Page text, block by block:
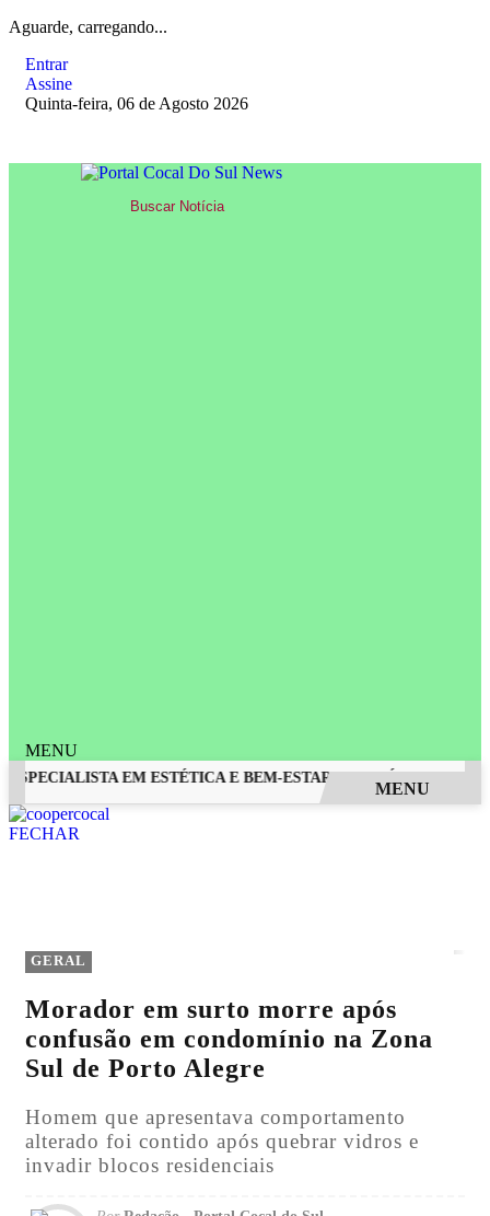
Aguarde, carregando...
Entrar
Assine
Quinta-feira, 06 de Agosto 2026
MENU
EM ESTÉTICA E BEM-ESTAR EM PRÓSPERA E
EM ALTA
MENU
FECHAR
GERAL
Morador em surto morre após
confusão em condomínio na Zona
Sul de Porto Alegre
Homem que apresentava comportamento
alterado foi contido após quebrar vidros e
invadir blocos residenciais